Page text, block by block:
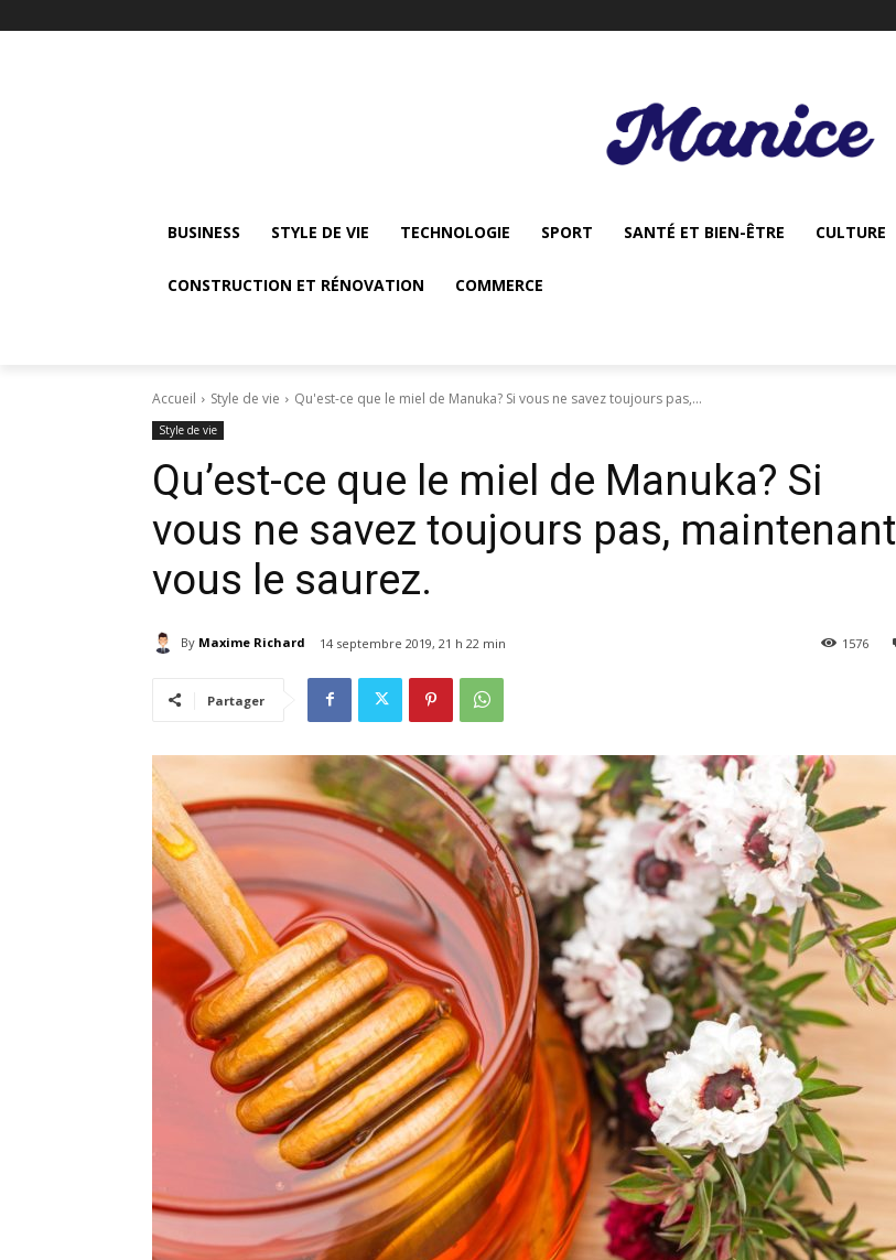
BUSINESS STYLE DE VIE TECHNOLOGIE SPORT SANTÉ ET BIEN-ÊTRE CULTURE
CONSTRUCTION ET RÉNOVATION COMMERCE
Accueil Style de vie Qu'est-ce que le miel de Manuka? Si vous ne savez toujours pas,...
Style de vie
Qu’est-ce que le miel de Manuka? Si
vous ne savez toujours pas, maintenant
vous le saurez.
By Maxime Richard 14 septembre 2019, 21 h 22 min 1576
Partager